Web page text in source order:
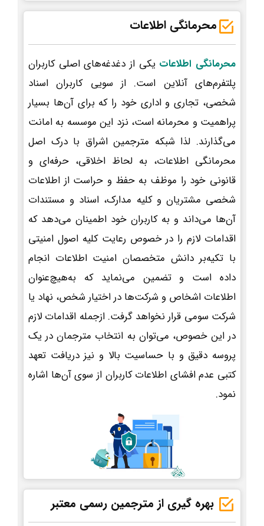
محرمانگی اطلاعات
محرمانگی اطلاعات یکی از دغدغه‌های اصلی کاربران
پلتفرم‌های آنلاین است. از سویی کاربران اسناد
شخصی، تجاری و اداری خود را که برای آن‌ها بسیار
پراهمیت و محرمانه است، نزد این موسسه به امانت
می‌گذارند. لذا شبکه مترجمین اشراق با درک اصل
محرمانگی اطلاعات، به لحاظ اخلاقی، حرفه‌ای و
قانونی خود را موظف به حفظ و حراست از اطلاعات
شخصی مشتریان و کلیه مدارک، اسناد و مستندات
آن‌ها می‌داند و به کاربران خود اطمینان می‌دهد که
اقدامات لازم را در خصوص رعایت کلیه اصول امنیتی
با تکیه‌بر دانش متخصصان امنیت اطلاعات انجام
داده است و تضمین می‌نماید که به‌هیچ‌عنوان
اطلاعات اشخاص و شرکت‌ها در اختیار شخص، نهاد یا
شرکت سومی قرار نخواهد گرفت. ازجمله اقدامات لازم
در این خصوص، می‌توان به انتخاب مترجمان در یک
پروسه دقیق و با حساسیت بالا و نیز دریافت تعهد
کتبی عدم افشای اطلاعات کاربران از سوی آن‌ها اشاره
نمود.
بهره گیری از مترجمین رسمی معتبر